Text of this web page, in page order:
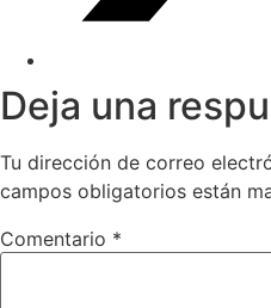
Deja una
Tu dirección de correo
campos obligatorios están
Comentario *